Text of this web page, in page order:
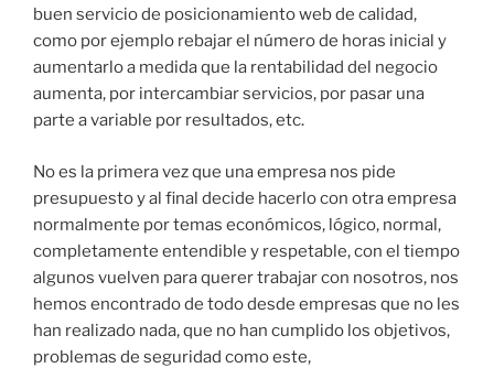
buen servicio de posicionamiento web de calidad,
como por ejemplo rebajar el número de horas inicial y
aumentarlo a medida que la rentabilidad del negocio
aumenta, por intercambiar servicios, por pasar una
parte a variable por resultados, etc.
No es la primera vez que una empresa nos pide
presupuesto y al final decide hacerlo con otra empresa
normalmente por temas económicos, lógico, normal,
completamente entendible y respetable, con el tiempo
algunos vuelven para querer trabajar con nosotros, nos
hemos encontrado de todo desde empresas que no les
han realizado nada, que no han cumplido los objetivos,
problemas de seguridad como este,